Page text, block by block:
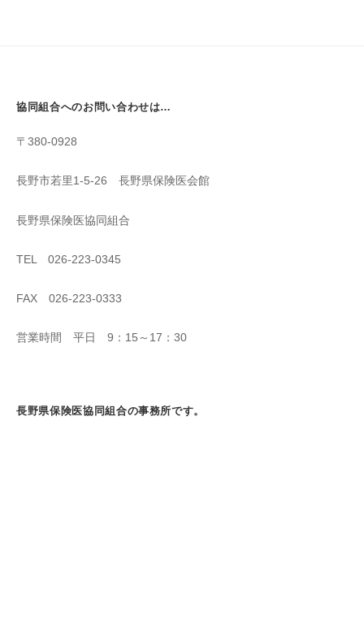
協同組合へのお問い合わせは…
〒380-0928
長野市若里1-5-26 長野県保険医会館
長野県保険医協同組合
TEL 026-223-0345
FAX 026-223-0333
営業時間 平日 9：15～17：30
長野県保険医協同組合の事務所です。